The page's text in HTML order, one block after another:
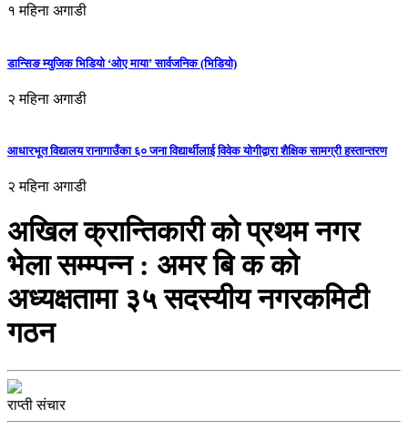
१ महिना अगाडी
डान्सिङ म्युजिक भिडियो ‘ओए माया’ सार्वजनिक (भिडियो)
२ महिना अगाडी
आधारभूत विद्यालय रानागाउँका ६० जना विद्यार्थीलाई विवेक योगीद्वारा शैक्षिक सामग्री हस्तान्तरण
२ महिना अगाडी
अखिल क्रान्तिकारी को प्रथम नगर
भेला सम्म्पन्न : अमर बि क को
अध्यक्षतामा ३५ सदस्यीय नगरकमिटी
गठन
राप्ती संचार